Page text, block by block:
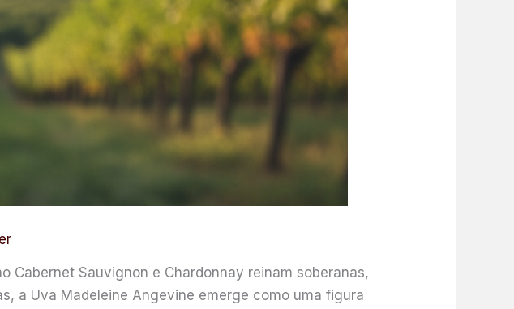
Cabernet Sauvignon e Chardonnay reinam soberanas,
a Uva Madeleine Angevine emerge como uma figura